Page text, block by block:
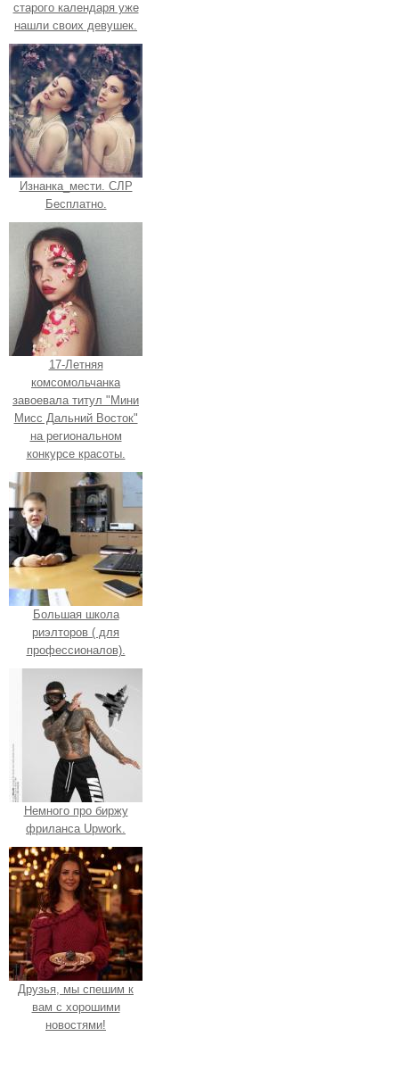
старого календаря уже
нашли своих девушек.
Изнанка_мести. СЛР
Бесплатно.
17-Летняя
комсомольчанка
завоевала титул "Мини
Мисс Дальний Восток"
на региональном
конкурсе красоты.
Большая школа
риэлторов ( для
профессионалов).
Немного про биржу
фриланса Upwork.
Друзья, мы спешим к
вам с хорошими
новостями!